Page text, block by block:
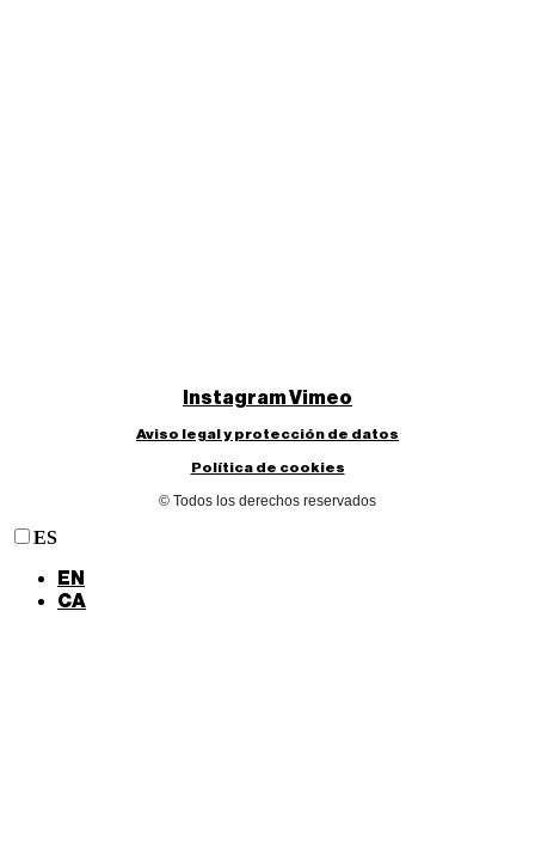
InstagramVimeo
Aviso legal y protección de datos
Política de cookies
© Todos los derechos reservados
ES
EN
CA